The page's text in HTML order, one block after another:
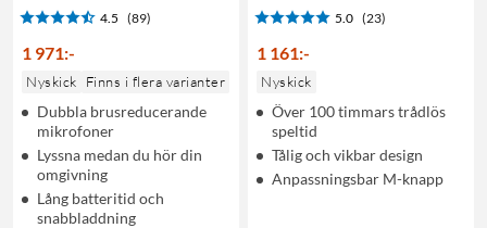
4.5 (89)
1 971:-
Nyskick Finns i flera varianter
Dubbla brusreducerande
mikrofoner
Lyssna medan du hör din
omgivning
Lång batteritid och
snabbladdning
5.0 (23)
1 161:-
Nyskick
Över 100 timmars trådlös
speltid
Tålig och vikbar design
Anpassningsbar M-knapp